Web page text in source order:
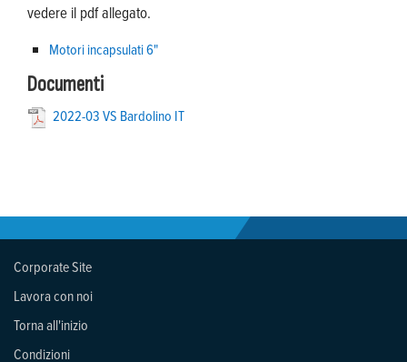
vedere il pdf allegato.
Motori incapsulati 6"
Documenti
2022-03 VS Bardolino IT
Corporate Site
Lavora con noi
Torna all'inizio
Condizioni